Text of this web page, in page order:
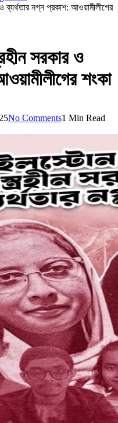
ব্যর্থতার নগ্ন প্রকাশ: আওয়ামীলীগের
সরকার ও
শংকা
No Comments1 Min Read